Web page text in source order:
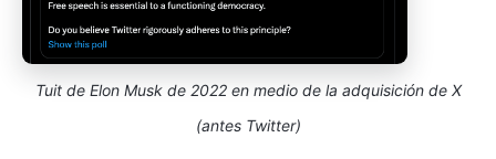
Tuit de Elon Musk de 2022 en medio de la adquisición de X
(antes Twitter)